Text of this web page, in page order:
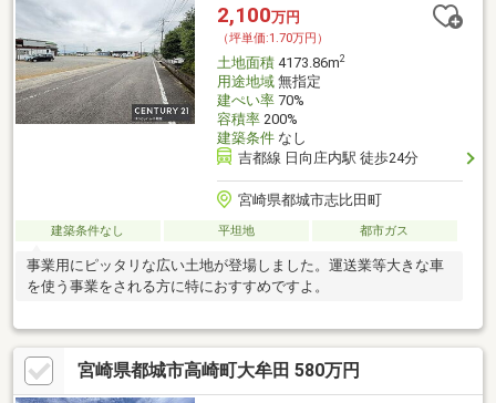
2,100万円
（坪単価:1.70万円）
土地面積4173.86m2
用途地域無指定
建ぺい率70%
容積率200%
建築条件なし
吉都線 日向庄内駅 徒歩24分
宮崎県都城市志比田町
建築条件なし 平坦地 都市ガス
事業用にピッタリな広い土地が登場しました。運送業等大きな車
を使う事業をされる方に特におすすめですよ。
宮崎県都城市高崎町大牟田 580万円